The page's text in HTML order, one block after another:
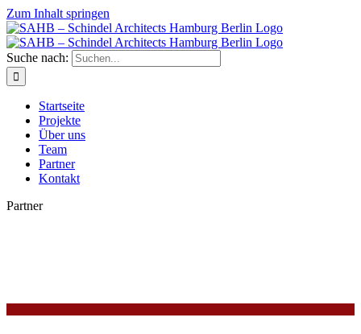
Zum Inhalt springen
Suche nach:
Startseite
Projekte
Über uns
Team
Partner
Kontakt
Partner